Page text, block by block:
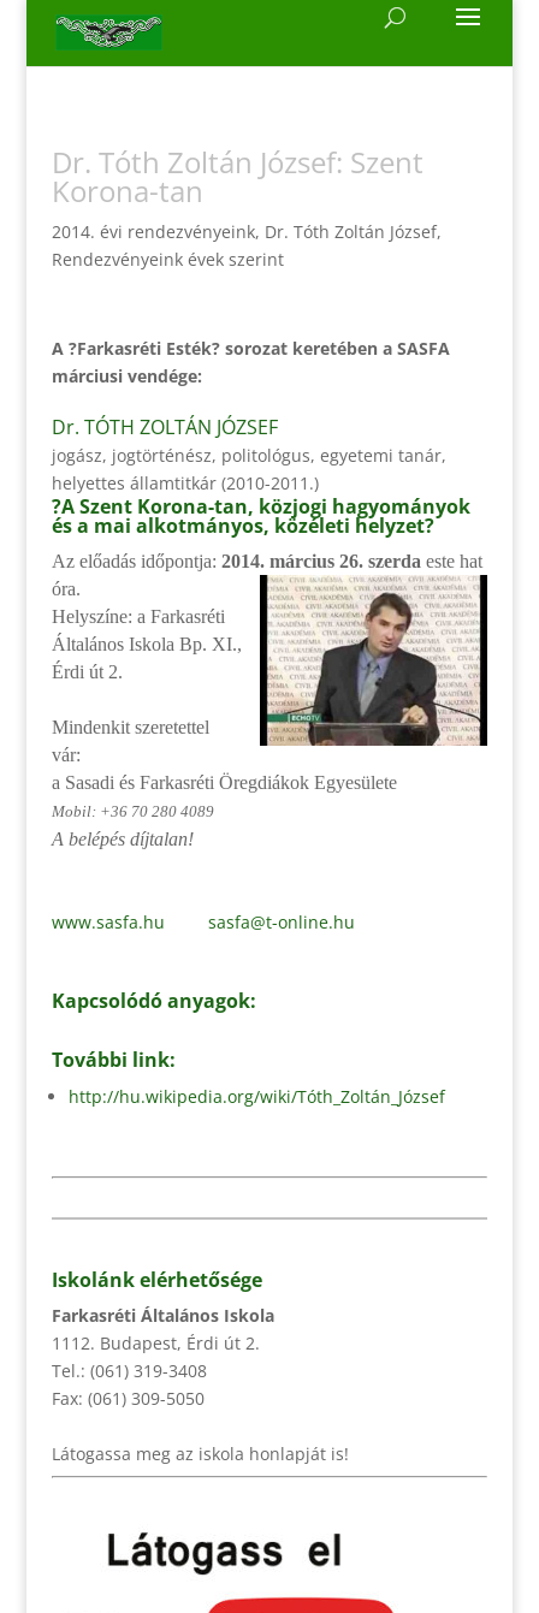
Dr. Tóth Zoltán József: Szent
Korona-tan
2014. évi rendezvényeink, Dr. Tóth Zoltán József,
Rendezvényeink évek szerint
A ?Farkasréti Esték? sorozat keretében a SASFA
márciusi vendége:
Dr. TÓTH ZOLTÁN JÓZSEF
jogász, jogtörténész, politológus, egyetemi tanár,
helyettes államtitkár (2010-2011.)
?A Szent Korona-tan, közjogi hagyományok
és a mai alkotmányos, közéleti helyzet?
Az előadás időpontja: 2014. március 26. szerda este hat
óra.
Helyszíne: a Farkasréti
Általános Iskola Bp. XI.,
Érdi út 2.
Mindenkit szeretettel
vár:
a Sasadi és Farkasréti Öregdiákok Egyesülete
Mobil: +36 70 280 4089
A belépés díjtalan!
www.sasfa.hu sasfa@t-online.hu
Kapcsolódó anyagok:
További link:
http://hu.wikipedia.org/wiki/Tóth_Zoltán_József
Iskolánk elérhetősége
Farkasréti Általános Iskola
1112. Budapest, Érdi út 2.
Tel.: (061) 319-3408
Fax: (061) 309-5050
Látogassa meg az iskola honlapját is!